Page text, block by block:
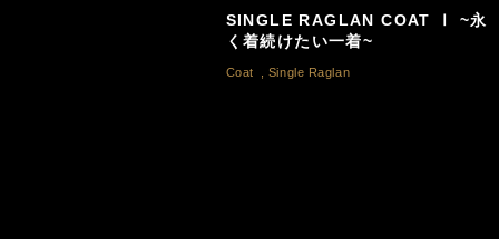
SINGLE RAGLAN COAT Ⅰ ~永
く着続けたい一着~
Coat Single Raglan